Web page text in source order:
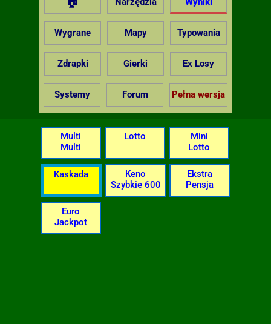
Wygrane Mapy Typowania
Zdrapki Gierki Ex Losy
Systemy Forum Pełna wersja
Multi
Multi
Lotto
Mini
Lotto
Kaskada
Keno
Szybkie 600
Ekstra
Pensja
Euro
Jackpot